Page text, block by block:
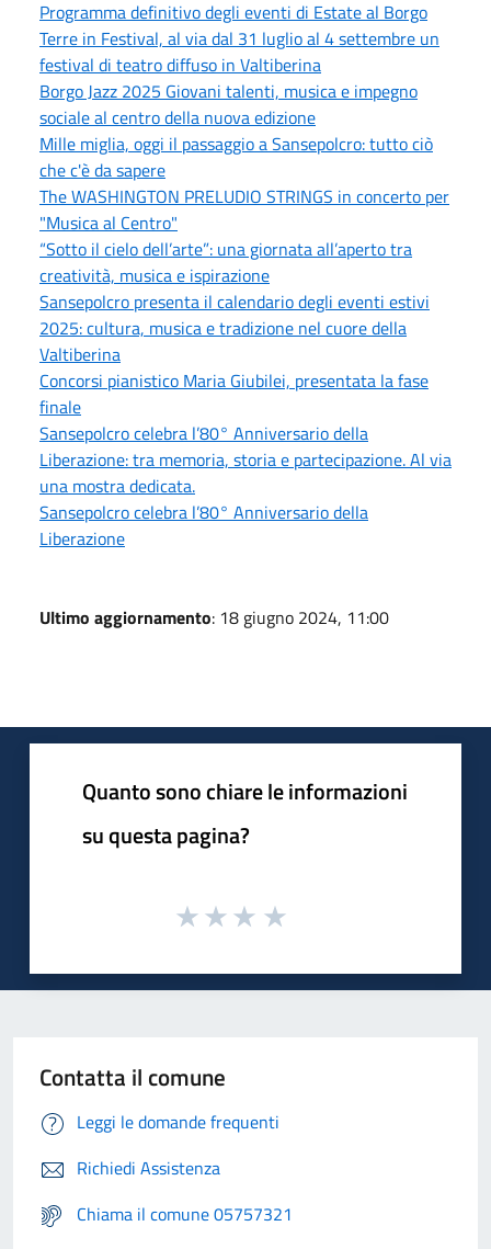
Programma definitivo degli eventi di Estate al Borgo
Terre in Festival, al via dal 31 luglio al 4 settembre un
festival di teatro diffuso in Valtiberina
Borgo Jazz 2025 Giovani talenti, musica e impegno
sociale al centro della nuova edizione
Mille miglia, oggi il passaggio a Sansepolcro: tutto ciò
che c'è da sapere
The WASHINGTON PRELUDIO STRINGS in concerto per
"Musica al Centro"
“Sotto il cielo dell’arte”: una giornata all’aperto tra
creatività, musica e ispirazione
Sansepolcro presenta il calendario degli eventi estivi
2025: cultura, musica e tradizione nel cuore della
Valtiberina
Concorsi pianistico Maria Giubilei, presentata la fase
finale
Sansepolcro celebra l’80° Anniversario della
Liberazione: tra memoria, storia e partecipazione. Al via
una mostra dedicata.
Sansepolcro celebra l’80° Anniversario della
Liberazione
Ultimo aggiornamento: 18 giugno 2024, 11:00
Quanto sono chiare le informazioni
su questa pagina?
Contatta il comune
Leggi le domande frequenti
Richiedi Assistenza
Chiama il comune 05757321